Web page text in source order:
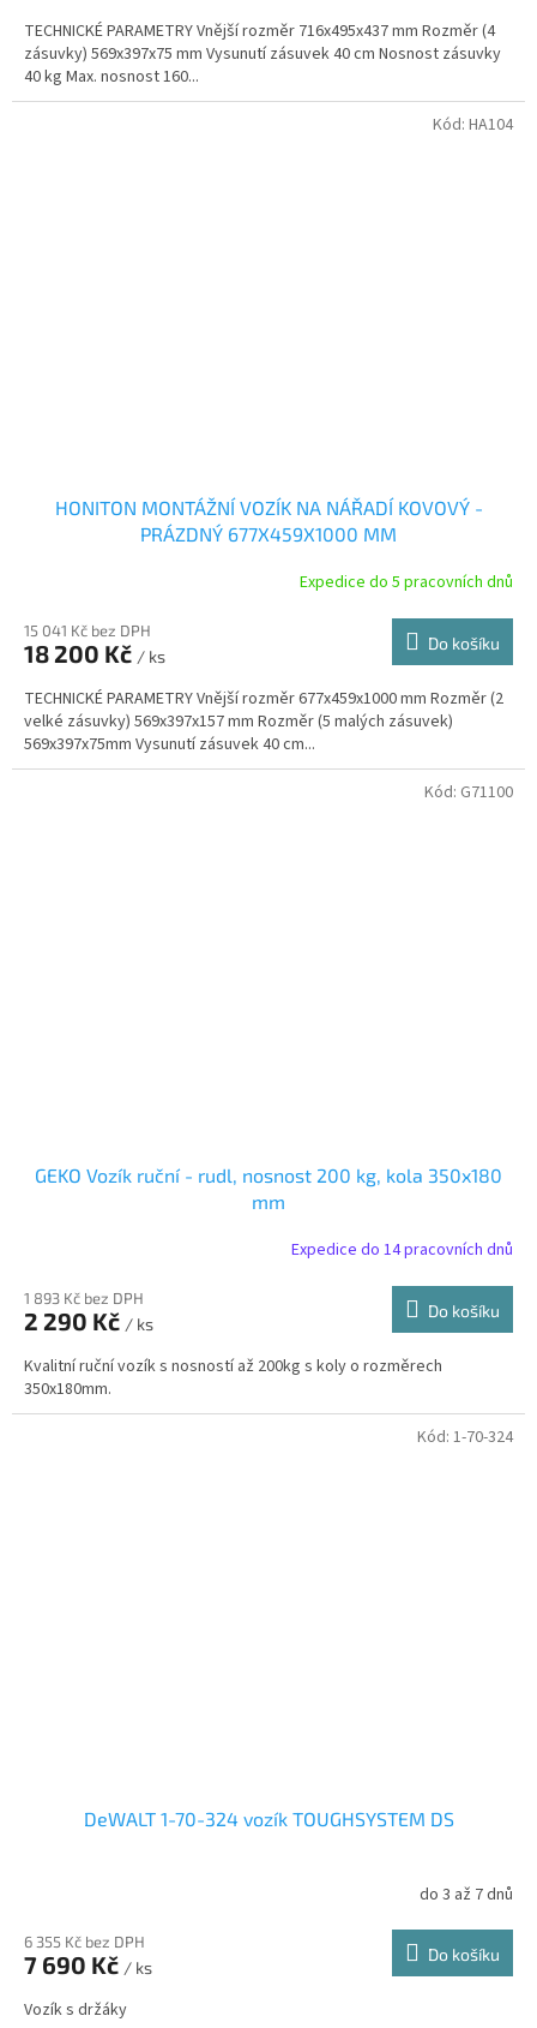
TECHNICKÉ PARAMETRY Vnější rozměr 716x495x437 mm Rozměr (4
zásuvky) 569x397x75 mm Vysunutí zásuvek 40 cm Nosnost zásuvky
40 kg Max. nosnost 160...
HONITON MONTÁŽNÍ VOZÍK NA NÁŘADÍ KOVOVÝ -
PRÁZDNÝ 677X459X1000 MM
Expedice do 5 pracovních dnů
15 041 Kč bez DPH
18 200 Kč / ks
Do košíku
TECHNICKÉ PARAMETRY Vnější rozměr 677x459x1000 mm Rozměr (2
velké zásuvky) 569x397x157 mm Rozměr (5 malých zásuvek)
569x397x75mm Vysunutí zásuvek 40 cm...
Kód: HA104
GEKO Vozík ruční - rudl, nosnost 200 kg, kola 350x180
mm
Expedice do 14 pracovních dnů
1 893 Kč bez DPH
2 290 Kč / ks
Do košíku
Kvalitní ruční vozík s nosností až 200kg s koly o rozměrech
350x180mm.
Kód: G71100
DeWALT 1-70-324 vozík TOUGHSYSTEM DS
do 3 až 7 dnů
6 355 Kč bez DPH
7 690 Kč / ks
Do košíku
Vozík s držáky
Kód: 1-70-324